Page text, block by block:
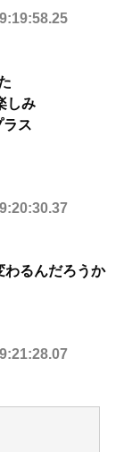
しみ
ラス
わるんだろうか